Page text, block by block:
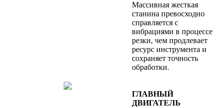
Массивная жесткая
станина превосходно
справляется с
вибрациями в процессе
резки, чем продлевает
ресурс инструмента и
сохраняет точность
обработки.
ГЛАВНЫЙ
ДВИГАТЕЛЬ